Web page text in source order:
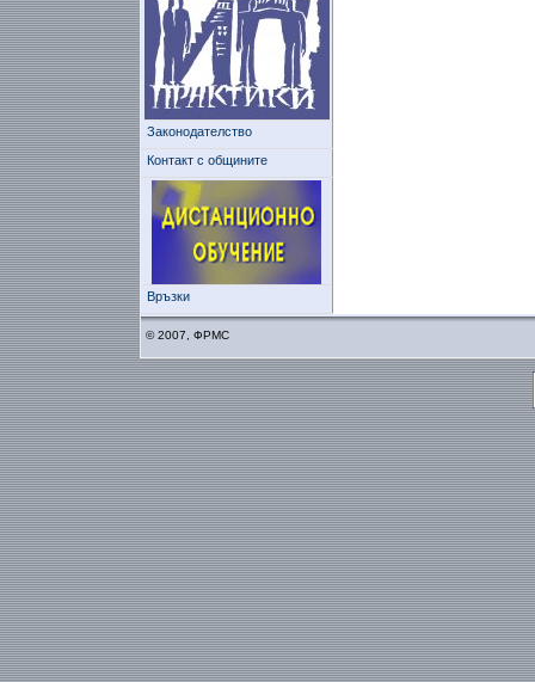
Законодателство
Контакт с общините
Връзки
© 2007, ФРМС